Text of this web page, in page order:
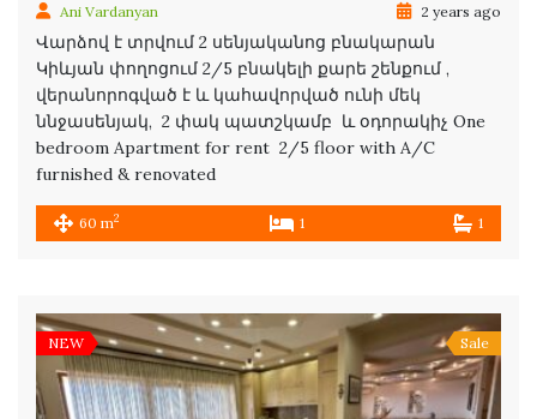
Ani Vardanyan
2 years ago
Վարձով է տրվում 2 սենյականոց բնակարան
Կիևյան փողոցում 2/5 բնակելի քարե շենքում ,
վերանորոգված է և կահավորված ունի մեկ
ննջասենյակ, 2 փակ պատշկամբ և օդորակիչ One
bedroom Apartment for rent 2/5 floor with A/C
furnished & renovated
60 m2 1 1
NEW Sale